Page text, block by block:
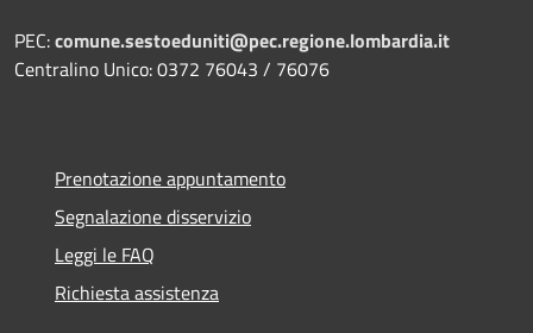
PEC:comune.sestoeduniti@pec.regione.lombardia.it
Centralino Unico: 0372 76043 / 76076
Prenotazione appuntamento
Segnalazione disservizio
Leggi le FAQ
Richiesta assistenza